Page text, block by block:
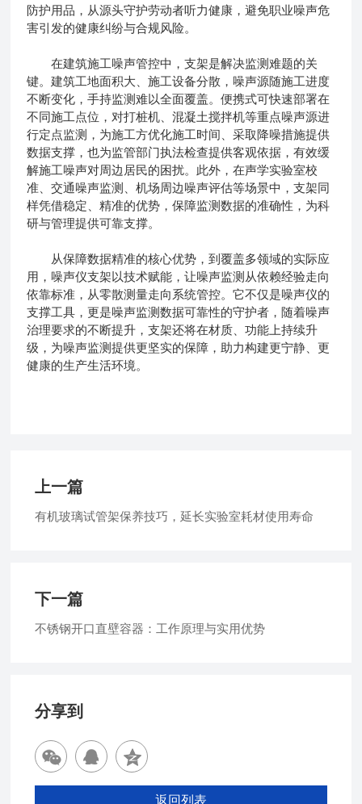
防护用品，从源头守护劳动者听力健康，避免职业噪声危
害引发的健康纠纷与合规风险。
在建筑施工噪声管控中，支架是解决监测难题的关
键。建筑工地面积大、施工设备分散，噪声源随施工进度
不断变化，手持监测难以全面覆盖。便携式可快速部署在
不同施工点位，对打桩机、混凝土搅拌机等重点噪声源进
行定点监测，为施工方优化施工时间、采取降噪措施提供
数据支撑，也为监管部门执法检查提供客观依据，有效缓
解施工噪声对周边居民的困扰。此外，在声学实验室校
准、交通噪声监测、机场周边噪声评估等场景中，支架同
样凭借稳定、精准的优势，保障监测数据的准确性，为科
研与管理提供可靠支撑。
从保障数据精准的核心优势，到覆盖多领域的实际应
用，噪声仪支架以技术赋能，让噪声监测从依赖经验走向
依靠标准，从零散测量走向系统管控。它不仅是噪声仪的
支撑工具，更是噪声监测数据可靠性的守护者，随着噪声
治理要求的不断提升，支架还将在材质、功能上持续升
级，为噪声监测提供更坚实的保障，助力构建更宁静、更
健康的生产生活环境。
上一篇
有机玻璃试管架保养技巧，延长实验室耗材使用寿命
下一篇
不锈钢开口直壁容器：工作原理与实用优势
分享到
返回列表